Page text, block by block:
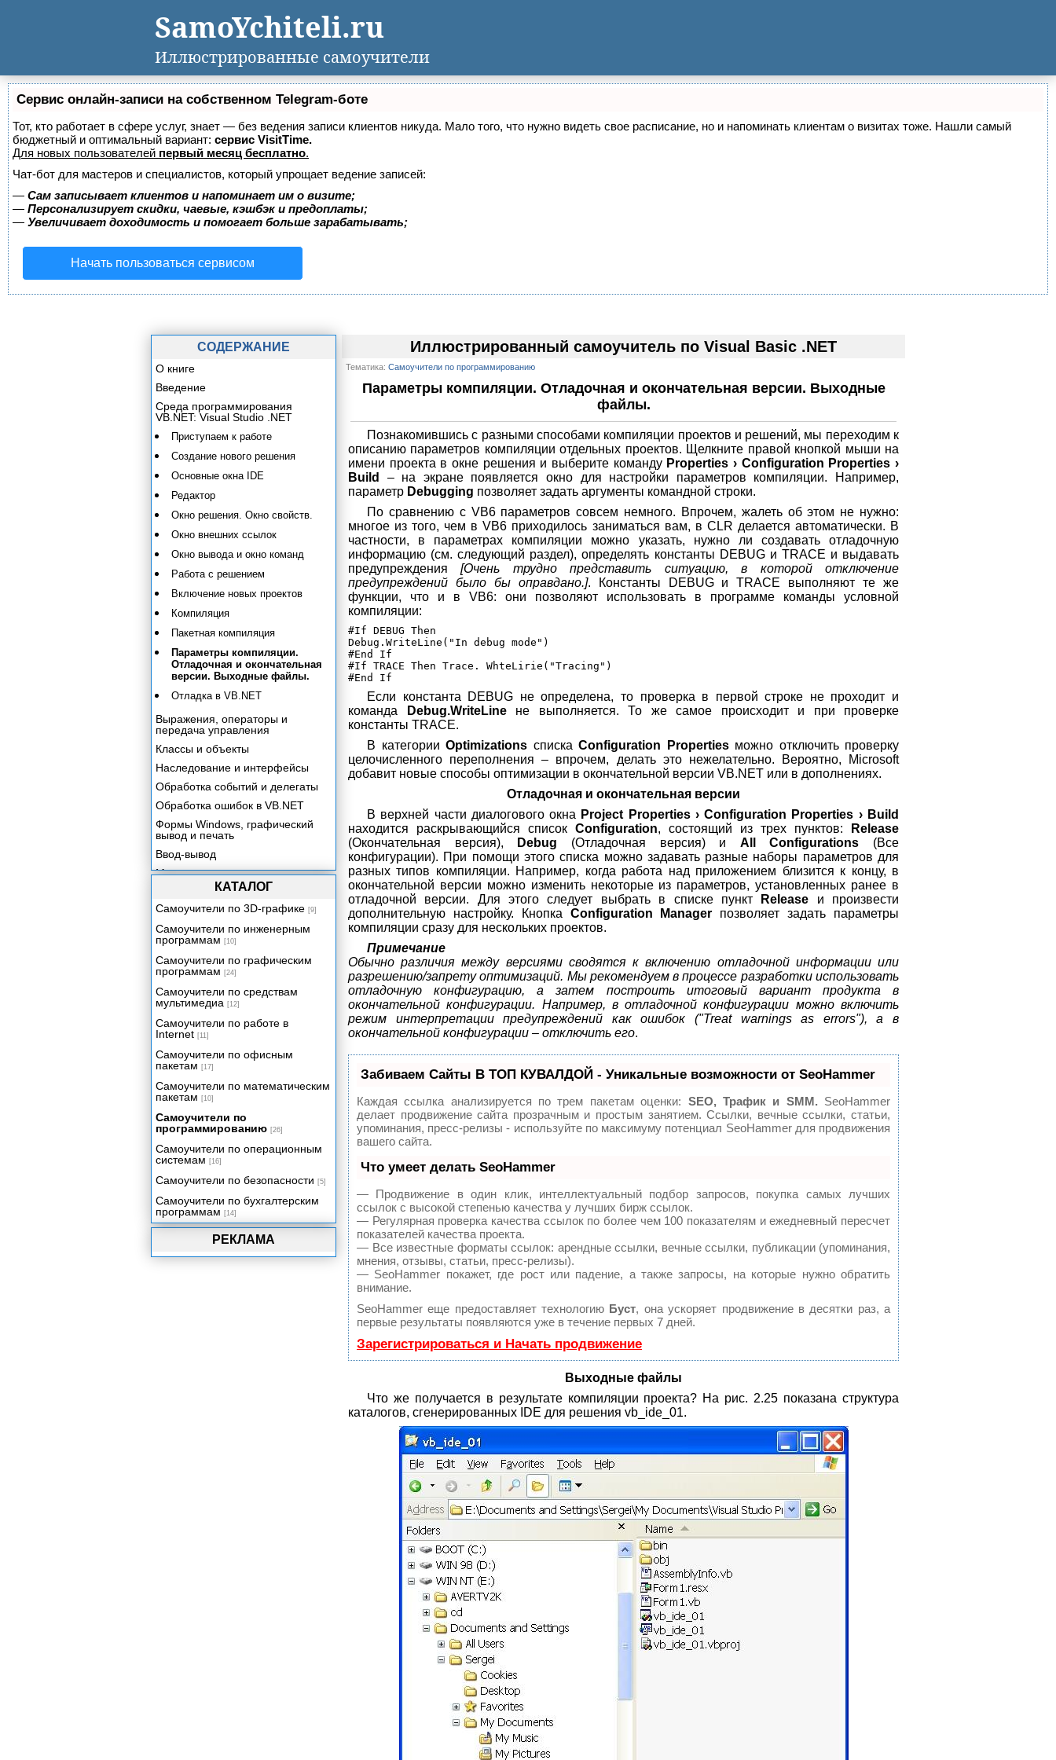
Сервис онлайн-записи на собственном Telegram-боте
Тот, кто работает в сфере услуг, знает — без ведения записи клиентов никуда. Мало того, что нужно видеть свое расписание, но и напоминать клиентам о визитах тоже. Нашли самый
бюджетный и оптимальный вариант: сервис VisitTime.
Для новых пользователей первый месяц бесплатно.
Чат-бот для мастеров и специалистов, который упрощает ведение записей:
— Сам записывает клиентов и напоминает им о визите;
— Персонализирует скидки, чаевые, кэшбэк и предоплаты;
— Увеличивает доходимость и помогает больше зарабатывать;
Начать пользоваться сервисом
Иллюстрированный самоучитель по Visual Basic .NET
Тематика: Самоучители по программированию
Параметры компиляции. Отладочная и окончательная версии. Выходные
файлы.
Познакомившись с разными способами компиляции проектов и решений, мы переходим к
описанию параметров компиляции отдельных проектов. Щелкните правой кнопкой мыши на
имени проекта в окне решения и выберите команду Properties › Configuration Properties ›
Build
– на экране появляется окно для настройки параметров компиляции. Например,
параметр Debugging позволяет задать аргументы командной строки.
По сравнению с VB6 параметров совсем немного. Впрочем, жалеть об этом не нужно:
многое из того, чем в VB6 приходилось заниматься вам, в CLR делается автоматически. В
частности, в параметрах компиляции можно указать, нужно ли создавать отладочную
информацию (см. следующий раздел), определять константы DEBUG и TRACE и выдавать
предупреждения[Очень трудно представить ситуацию, в которой отключение
предупреждений было бы оправдано.]. Константы DEBUG и TRACE выполняют те же
функции, что и в VB6: они позволяют использовать в программе команды условной
компиляции:
#If DEBUG Then
Debug.WriteLine("In debug mode")
#End If
#If TRACE Then Trace. WhteLirie("Tracing")
Если константа DEBUG не определена, то проверка в первой строке не проходит и
команда
Debug.WriteLineне выполняется. То же самое происходит и при проверке
константы TRACE.
В категории Optimizations списка Configuration Propertiesможно отключить проверку
целочисленного переполнения – впрочем, делать это нежелательно. Вероятно, Microsoft
добавит новые способы оптимизации в окончательной версии VB.NET или в дополнениях.
Отладочная и окончательная версии
В верхней части диалогового окна Project Properties › Configuration Properties › Build
находится раскрывающийся список Configuration, состоящий из трех пунктов:
Release
(Окончательная версия),
Debug (Отладочная версия) и All Configurations (Все
конфигурации). При помощи этого списка можно задавать разные наборы параметров для
разных типов компиляции. Например, когда работа над приложением близится к концу, в
окончательной версии можно изменить некоторые из параметров, установленных ранее в
отладочной версии. Для этого следует выбрать в списке пункт
Release и произвести
дополнительную настройку. Кнопка Configuration Manager позволяет задать параметры
компиляции сразу для нескольких проектов.
Примечание
Обычно различия между версиями сводятся к включению отладочной информации или
разрешению/запрету оптимизаций. Мы рекомендуем в процессе разработки использовать
отладочную конфигурацию, а затем построить итоговый вариант продукта в
окончательной конфигурации. Например, в отладочной конфигурации можно включить
режим интерпретации предупреждений как ошибок ("Treat warnings as errors"), а в
окончательной конфигурации – отключить его.
Забиваем Сайты В ТОП КУВАЛДОЙ - Уникальные возможности от SeoHammer
Каждая ссылка анализируется по трем пакетам оценки: SEO, Трафик и SMM. SeoHammer
делает продвижение сайта прозрачным и простым занятием. Ссылки, вечные ссылки, статьи,
упоминания, пресс-релизы - используйте по максимуму потенциал SeoHammer для продвижения
вашего сайта.
Что умеет делать SeoHammer
— Продвижение в один клик, интеллектуальный подбор запросов, покупка самых лучших
ссылок с высокой степенью качества у лучших бирж ссылок.
— Регулярная проверка качества ссылок по более чем 100 показателям и ежедневный пересчет
показателей качества проекта.
— Все известные форматы ссылок: арендные ссылки, вечные ссылки, публикации (упоминания,
мнения, отзывы, статьи, пресс-релизы).
— SeoHammer покажет, где рост или падение, а также запросы, на которые нужно обратить
внимание.
SeoHammer еще предоставляет технологию Буст, она ускоряет продвижение в десятки раз, а
первые результаты появляются уже в течение первых 7 дней.
Зарегистрироваться и Начать продвижение
Выходные файлы
Что же получается в результате компиляции проекта? На рис. 2.25 показана структура
каталогов, сгенерированных IDE для решения vb_ide_01.
РЕКЛАМА
СОДЕРЖАНИЕ
О книге
Введение
Среда программирования
VB.NET: Visual Studio .NET
Приступаем к работе
Создание нового решения
Основные окна IDE
Редактор
Окно решения. Окно свойств.
Окно внешних ссылок
Окно вывода и окно команд
Работа с решением
Включение новых проектов
Компиляция
Пакетная компиляция
Параметры компиляции.
Отладочная и окончательная
версии. Выходные файлы.
Отладка в VB.NET
Выражения, операторы и
передача управления
Классы и объекты
Наследование и интерфейсы
Обработка событий и делегаты
Обработка ошибок в VB.NET
Формы Windows, графический
вывод и печать
Ввод-вывод
Многопоточные приложения
Поддержка баз данных в VB.NET
Краткий обзор ASP.NET
Сборки .NET, установка
приложений и COM Interop
КАТАЛОГ
Самоучители по 3D-графике [9]
Самоучители по инженерным
программам [10]
Самоучители по графическим
программам [24]
Самоучители по средствам
мультимедиа [12]
Самоучители по работе в
Internet [11]
Самоучители по офисным
пакетам [17]
Самоучители по математическим
пакетам [10]
Самоучители по
программированию [26]
Самоучители по операционным
системам [16]
Самоучители по безопасности [5]
Самоучители по бухгалтерским
программам [14]
SamoYchiteli.ru
Иллюстрированные самоучители